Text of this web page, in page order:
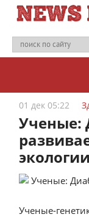
01 дек 05:22
Ученые:
экологии
Ученые-